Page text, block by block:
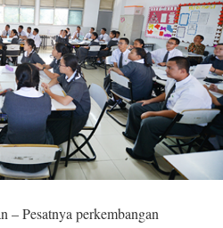
– Pesatnya perkembangan